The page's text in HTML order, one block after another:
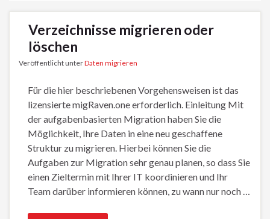
Verzeichnisse migrieren oder
löschen
Veröffentlicht unterDaten migrieren
Für die hier beschriebenen Vorgehensweisen ist das
lizensierte migRaven.one erforderlich. Einleitung Mit
der aufgabenbasierten Migration haben Sie die
Möglichkeit, Ihre Daten in eine neu geschaffene
Struktur zu migrieren. Hierbei können Sie die
Aufgaben zur Migration sehr genau planen, so dass Sie
einen Zieltermin mit Ihrer IT koordinieren und Ihr
Team darüber informieren können, zu wann nur noch …